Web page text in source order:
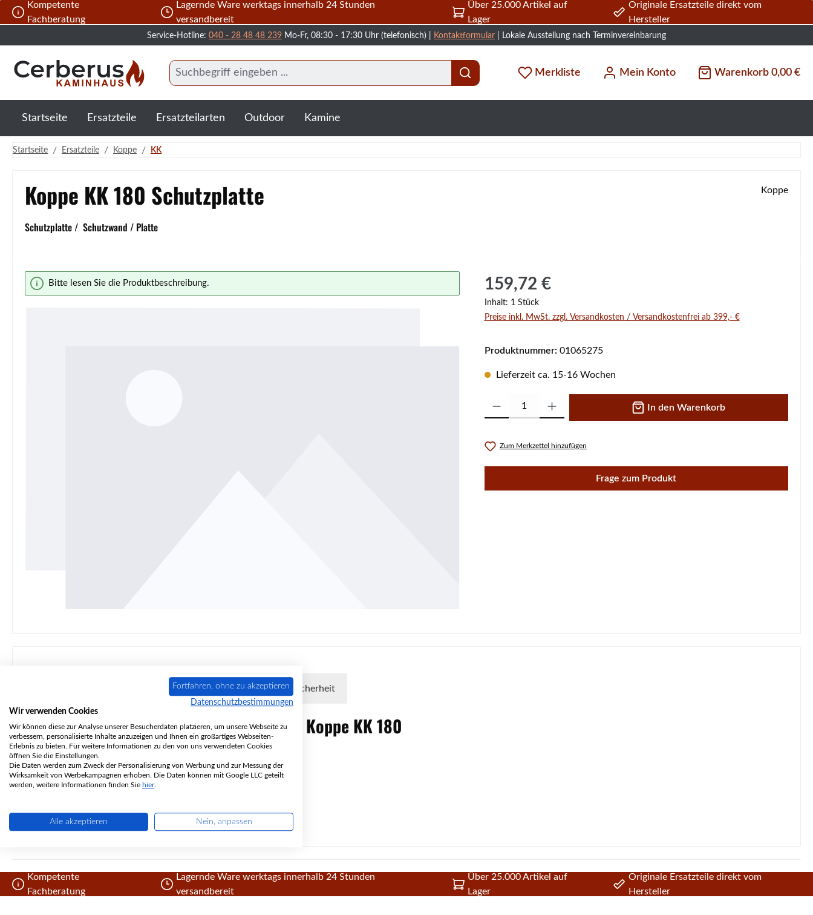
Hauptinhalt springen
Zur Suche springen
Zur Hauptnavigation springen
Kompetente
Fachberatung
Lagernde Ware werktags innerhalb 24 Stunden
versandbereit
Über 25.000 Artikel auf
Lager
Originale Ersatzteile direkt vom
Hersteller
Service-Hotline: 040 - 28 48 48 239 Mo-Fr, 08:30 - 17:30 Uhr (telefonisch) | Kontaktformular | Lokale Ausstellung nach Terminvereinbarung
Merkliste Mein Konto Warenkorb 0,00 €
Startseite Ersatzteile Ersatzteilarten Outdoor Kamine
Startseite / Ersatzteile / Koppe / KK
Koppe KK 180 Schutzplatte
Schutzplatte / Schutzwand / Platte
Koppe
Bildergalerie überspringen
Bitte lesen Sie die Produktbeschreibung.
Regulärer Preis:
159,72 €
Inhalt: 1 Stück
Preise inkl. MwSt. zzgl. Versandkosten / Versandkostenfrei ab 399,- €
Produktnummer: 01065275
Lieferzeit ca. 15-16 Wochen
Produkt Anzahl: Gib den gewünschten Wert ein oder benutze die Schaltflächen um die
In den Warenkorb
Zum Merkzettel hinzufügen
Frage zum Produkt
Eigenschaften Angaben zur Produktsicherheit
OriginalSchutzplattefür den Kaminofen Koppe KK180
KoppeKK180 SchutzplatteEckdaten:
Kompetente
Fachberatung
Lagernde Ware werktags innerhalb 24 Stunden
versandbereit
Über 25.000 Artikel auf
Lager
Originale Ersatzteile direkt vom
Hersteller
Fortfahren, ohne zu akzeptieren
Datenschutzbestimmungen
Wir verwenden Cookies
Wir können diese zur Analyse unserer Besucherdaten platzieren, um unsere Webseite zu
verbessern, personalisierte Inhalte anzuzeigen und Ihnen ein großartiges Webseiten-
Erlebnis zu bieten. Für weitere Informationen zu den von uns verwendeten Cookies
öffnen Sie die Einstellungen.
Die Daten werden zum Zweck der Personalisierung von Werbung und zur Messung der
Wirksamkeit von Werbekampagnen erhoben. Die Daten können mit Google LLC geteilt
werden, weitere Informationen finden Sie hier.
Alle akzeptieren Nein, anpassen